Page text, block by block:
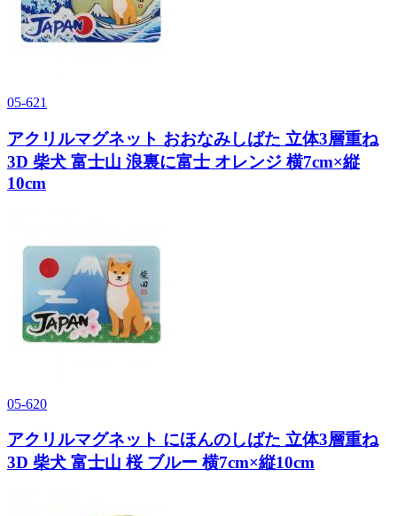
05-621
アクリルマグネット おおなみしばた 立体3層重ね
3D 柴犬 富士山 浪裏に富士 オレンジ 横7cm×縦
10cm
05-620
アクリルマグネット にほんのしばた 立体3層重ね
3D 柴犬 富士山 桜 ブルー 横7cm×縦10cm